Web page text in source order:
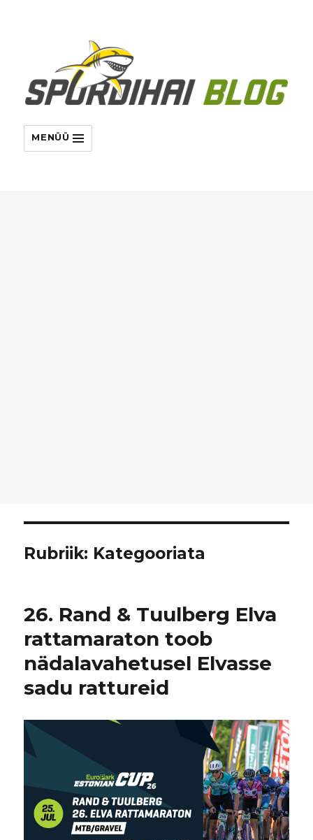
MENÜÜ
Rubriik: Kategooriata
26. Rand & Tuulberg Elva
rattamaraton toob
nädalavahetusel Elvasse
sadu rattureid